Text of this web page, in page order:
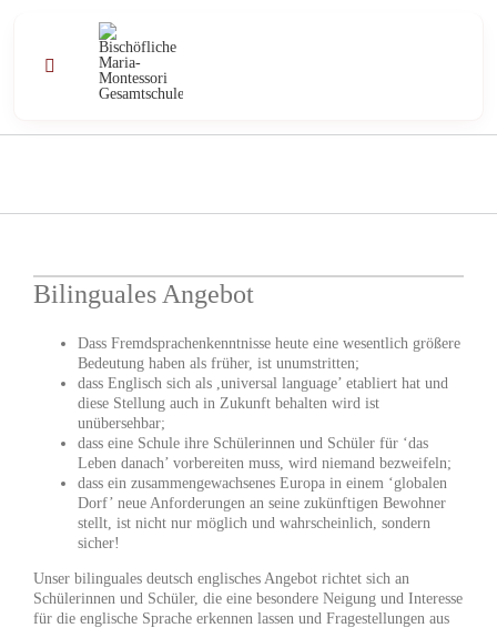
Toggle
Navigation
Schule
Unterricht
Angebote
Kontakt
Aktuell
Bilinguales Angebot
Dass Fremdsprachenkenntnisse heute eine wesentlich größere
Bedeutung haben als früher, ist unumstritten;
dass Englisch sich als ,universal language’ etabliert hat und
diese Stellung auch in Zukunft behalten wird ist
unübersehbar;
dass eine Schule ihre Schülerinnen und Schüler für ‘das
Leben danach’ vorbereiten muss, wird niemand bezweifeln;
dass ein zusammengewachsenes Europa in einem ‘globalen
Dorf’ neue Anforderungen an seine zukünftigen Bewohner
stellt, ist nicht nur möglich und wahrscheinlich, sondern
sicher!
Unser bilinguales deutsch englisches Angebot richtet sich an
Schülerinnen und Schüler, die eine besondere Neigung und Interesse
für die englische Sprache erkennen lassen und Fragestellungen aus